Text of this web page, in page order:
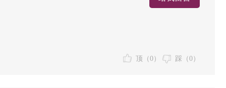
顶（0） 踩（0）